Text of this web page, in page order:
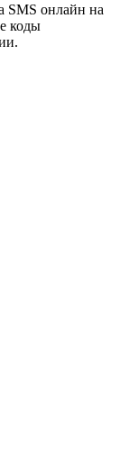
SMS онлайн на
коды